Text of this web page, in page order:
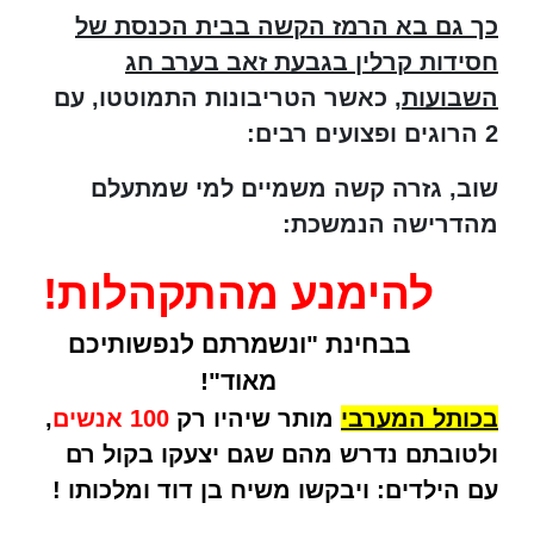
כך גם בא הרמז הקשה בבית הכנסת של
חסידות קרלין בגבעת זאב בערב חג
השבועות, כאשר הטריבונות התמוטטו, עם
2 הרוגים ופצועים רבים:
שוב, גזרה קשה משמיים למי שמתעלם
מהדרישה הנמשכת:
להימנע מהתקהלות!
בבחינת "ונשמרתם לנפשותיכם
מאוד"!
בכותל המערבי מותר שיהיו רק 100 אנשים
,
ולטובתם נדרש מהם שגם יצעקו בקול רם
עם הילדים: ויבקשו משיח בן דוד ומלכותו !